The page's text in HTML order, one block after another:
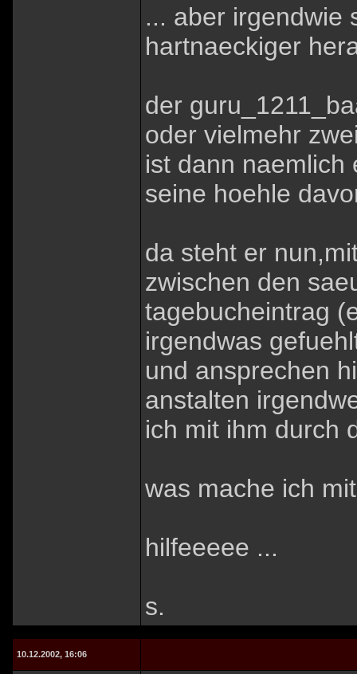
... aber irgendwie
hartnaeckiger
der
oder vielmehr
ist dann naemlich
seine hoehle
da steht er
zwischen den
tagebucheintrag
irgendwas
und ansprechen
anstalten
ich mit ihm durch
was mache ich
hilfeeeee ...
s.
10.12.2002, 16:06